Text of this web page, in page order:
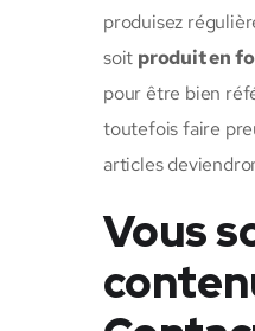
produisez
soit produit en
pour être bien
toutefois faire
articles
Vous